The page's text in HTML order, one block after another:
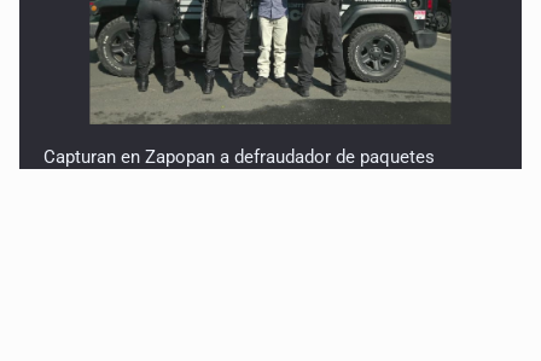
Capturan en Zapopan a defraudador de paquetes